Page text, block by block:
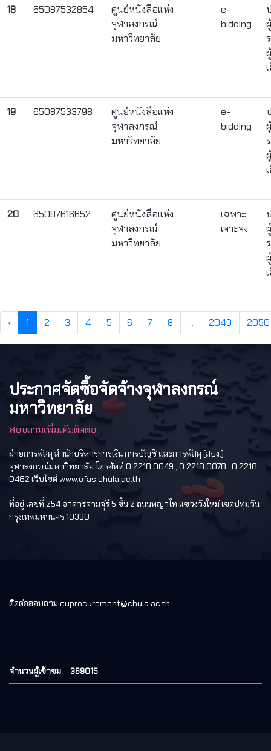
18 65087532854
ศูนย์หนังสือแห่ง
จุฬาลงกรณ์
มหาวิทยาลัย
e-
bidding
19 65087533798
ศูนย์หนังสือแห่ง
จุฬาลงกรณ์
มหาวิทยาลัย
e-
bidding
20 65087616652
ศูนย์หนังสือแห่ง
จุฬาลงกรณ์
มหาวิทยาลัย
เฉพาะ
เจาะจง
‹ 1 2 3 4 5 6 7 8 ... 2049 2050
ประกาศจัดซื้อจัดจ้างจุฬาลงกรณ์
มหาวิทยาลัย
สอบถามเพิ่มเติมติดต่อ
ฝ่ายการพัสดุ สำนักบริหารการเงิน การบัญชี และการพัสดุ (สบง.)
จุฬาลงกรณ์มหาวิทยาลัย โทรศัพท์ 0 2218 0049 , 0 2218 0078 , 0 2218
0482 เว็บไซต์ www.ofas.chula.ac.th
ที่อยู่ เลขที่ 254 อาคารจามจุรี 5 ชั้น 2 ถนนพญาไท แขวงวังใหม่ เขตปทุมวัน
กรุงเทพมหานคร 10330
ติดต่อสอบถาม cuprocurement@chula.ac.th
จำนวนผู้เข้าชม 369015